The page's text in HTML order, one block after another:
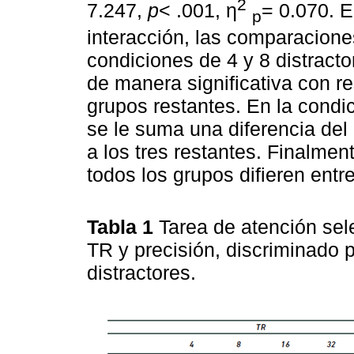
7.247, p< .001, η2
p= 0.070.
interacción, las
condiciones de 4 y 8
de manera significativa con
grupos restantes. En la
se le suma una diferencia
a los tres restantes.
todos los grupos difieren
Tabla 1 Tarea de atención
TR y precisión, discriminado
distractores.